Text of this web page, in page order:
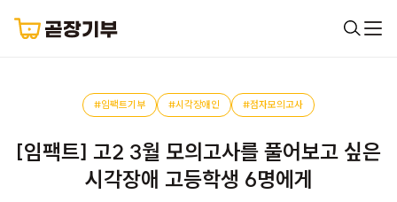
#임팩트기부 #시각장애인 #점자모의고사
[임팩트] 고2 3월 모의고사를 풀어보고 싶은
시각장애 고등학생 6명에게